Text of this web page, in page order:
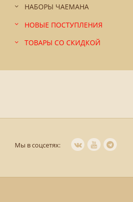
НАБОРЫ ЧАЕМАНА
НОВЫЕ ПОСТУПЛЕНИЯ
ТОВАРЫ СО СКИДКОЙ
Мы в соцсетях: